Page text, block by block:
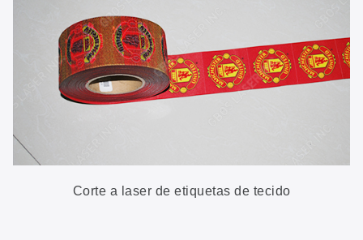
Corte a laser de etiquetas de tecido